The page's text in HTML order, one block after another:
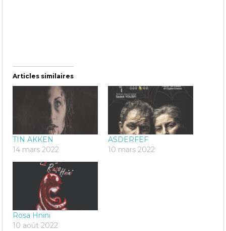
Articles similaires
TIN AKKEN
14 mars 2022
ASDERFEF
10 mars 2022
Rosa Hnini
10 août 2022